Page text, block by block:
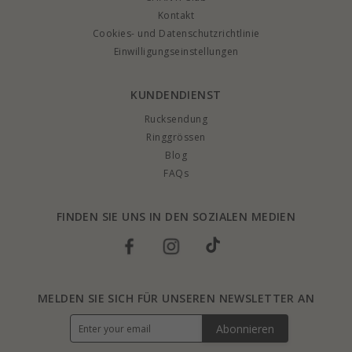
Kontakt
Cookies- und Datenschutzrichtlinie
Einwilligungseinstellungen
KUNDENDIENST
Rucksendung
Ringgrössen
Blog
FAQs
FINDEN SIE UNS IN DEN SOZIALEN MEDIEN
MELDEN SIE SICH FÜR UNSEREN NEWSLETTER AN
Abonnieren